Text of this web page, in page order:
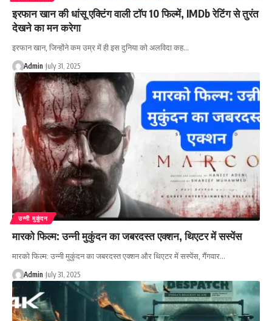
इरफान खान की धांसू एक्टिंग वाली टॉप 10 फिल्में, IMDb रेटिंग से तुरंत
देखने का मन करेगा
इरफान खान, जिन्होंने कम उम्र में ही इस दुनिया को अलविदा कह…
Admin July 31, 2025
उन्नी मुकुंदन
मारको फिल्म: उन्नी मुकुंदन का जबरदस्त एक्शन, थिएटर में सस्पेंस
मारको फिल्म: उन्नी मुकुंदन का जबरदस्त एक्शन और थिएटर में सस्पेंस, गैंगवार…
Admin July 31, 2025